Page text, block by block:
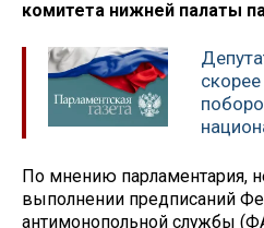
комитета нижней палаты
По мнению парламентария,
выполнении предписаний
антимонопольной службы